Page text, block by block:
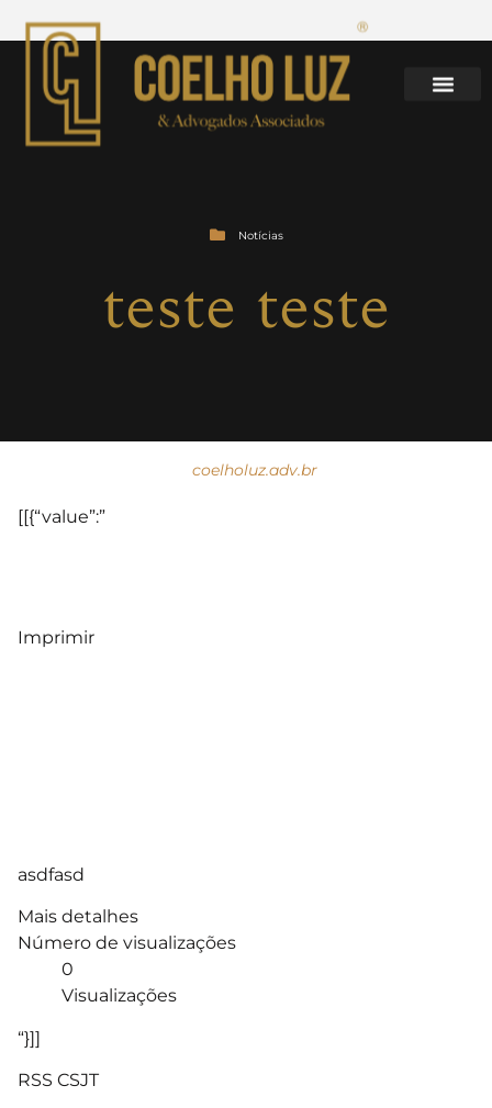
Notícias
teste teste
coelholuz.adv.br
[[{“value”:”
Imprimir
asdfasd
Mais detalhes
Número de visualizações
0
Visualizações
“}]]
RSS CSJT